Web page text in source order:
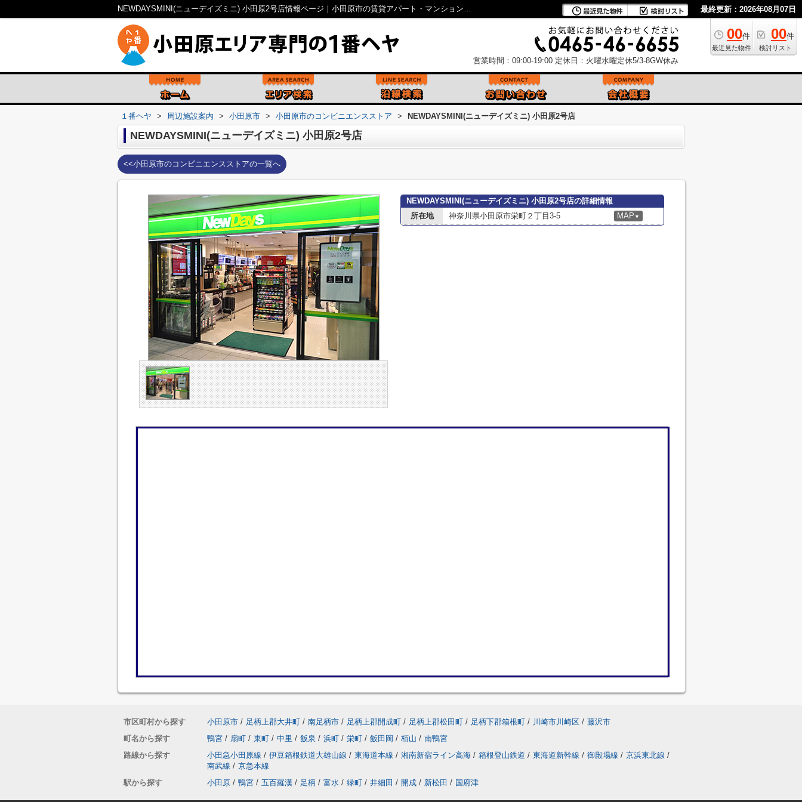
NEWDAYSMINI(ニューデイズミニ) 小田原2号店情報ページ｜小田原市の賃貸アパート・マンションなら１番ヘヤ 最終更新：2026年08月07日
00件
最近見た物件
00件
検討リスト
営業時間：09:00-19:00 定休日：火曜水曜定休5/3-8GW休み
１番ヘヤ > 周辺施設案内 > 小田原市 > 小田原市のコンビニエンスストア > NEWDAYSMINI(ニューデイズミニ) 小田原2号店
NEWDAYSMINI(ニューデイズミニ) 小田原2号店
<<小田原市のコンビニエンスストアの一覧へ
NEWDAYSMINI(ニューデイズミニ) 小田原2号店の詳細情報
所在地
神奈川県小田原市栄町２丁目3-5 MAP ▼
市区町村から探す 小田原市 / 足柄上郡大井町 / 南足柄市 / 足柄上郡開成町 / 足柄上郡松田町 / 足柄下郡箱根町 / 川崎市川崎区 / 藤沢市
町名から探す
鴨宮 / 扇町 / 東町 / 中里 / 飯泉 / 浜町 / 栄町 / 飯田岡 / 栢山 / 南鴨宮
路線から探す
小田急小田原線 / 伊豆箱根鉄道大雄山線 / 東海道本線 / 湘南新宿ライン高海 / 箱根登山鉄道 / 東海道新幹線 / 御殿場線 / 京浜東北線 /
南武線 / 京急本線
駅から探す
小田原 / 鴨宮 / 五百羅漢 / 足柄 / 富水 / 緑町 / 井細田 / 開成 / 新松田 / 国府津